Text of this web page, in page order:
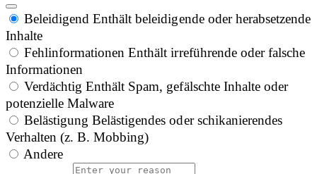
Beleidigend Enthält beleidigende oder herabsetzende
Inhalte
Fehlinformationen Enthält irreführende oder falsche
Informationen
Verdächtig Enthält Spam, gefälschte Inhalte oder
potenzielle Malware
Belästigung Belästigendes oder schikanierendes
Verhalten (z. B. Mobbing)
Andere